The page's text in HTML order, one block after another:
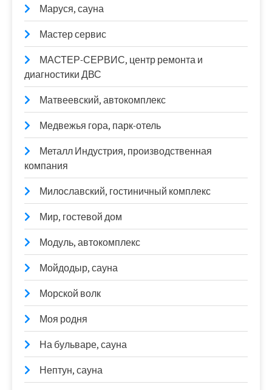
Маруся, сауна
Мастер сервис
МАСТЕР-СЕРВИС, центр ремонта и
диагностики ДВС
Матвеевский, автокомплекс
Медвежья гора, парк-отель
Металл Индустрия, производственная
компания
Милославский, гостиничный комплекс
Мир, гостевой дом
Модуль, автокомплекс
Мойдодыр, сауна
Морской волк
Моя родня
На бульваре, сауна
Нептун, сауна